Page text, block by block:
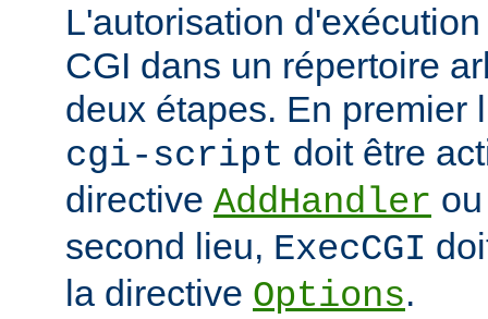
L'autorisation
CGI dans un répertoire
deux étapes. En premier
cgi-script doit être
directive AddHandler
second lieu, ExecCGI
la directive Options.